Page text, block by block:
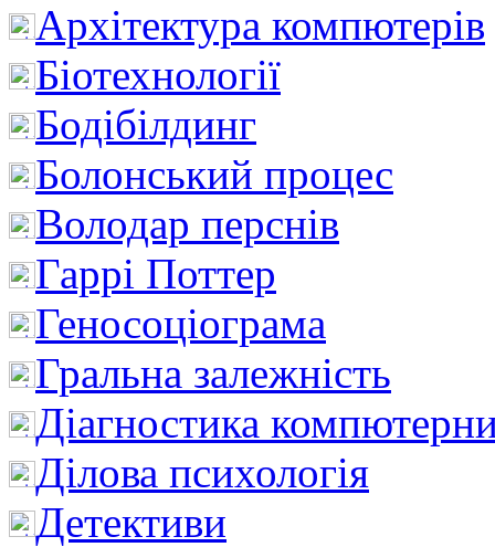
Архітектура компютерів
Біотехнології
Бодібілдинг
Болонський процес
Володар перснів
Гаррі Поттер
Геносоціограма
Гральна залежність
Діагностика
Ділова психологія
Детективи